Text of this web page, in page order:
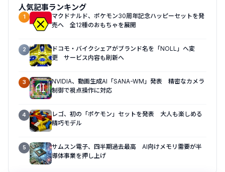
人気記事ランキング
1
マクドナルド、ポケモン30周年記念ハッピーセットを発
売へ 全12種のおもちゃを展開
2
ドコモ・バイクシェアがブランド名を「NOLL」へ変
更 サービス内容も刷新へ
3
NVIDIA、動画生成AI「SANA-WM」発表 精密なカメラ
制御で視点操作に対応
4
レゴ、初の「ポケモン」セットを発表 大人も楽しめる
精巧モデル
5
サムスン電子、四半期過去最高 AI向けメモリ需要が半
導体事業を押し上げ